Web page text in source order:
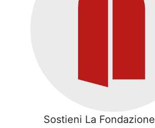
Sostieni La Fondazione